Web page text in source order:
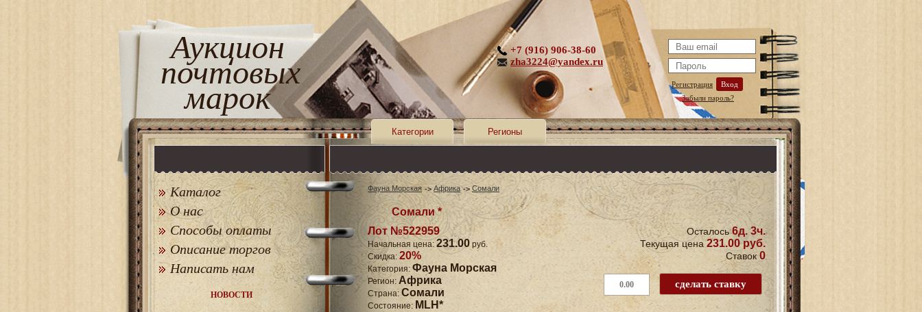
Аукцион
почтовых
марок Регистрация
Вход
Забыли пароль?
+7 (916) 906-38-60
zha3224@yandex.ru
Категории Регионы
Каталог
О нас
Способы оплаты
Описание торгов
Написать нам
НОВОСТИ
Фауна Морская Африка Сомали
Сомали *
Лот №522959
Начальная цена: 231.00 руб.
Скидка: 20%
Категория: Фауна Морская
Регион: Африка
Страна: Сомали
Состояние: MLH*
Осталось6д. 3ч.
Текущая цена231.00 руб.
Ставок 0